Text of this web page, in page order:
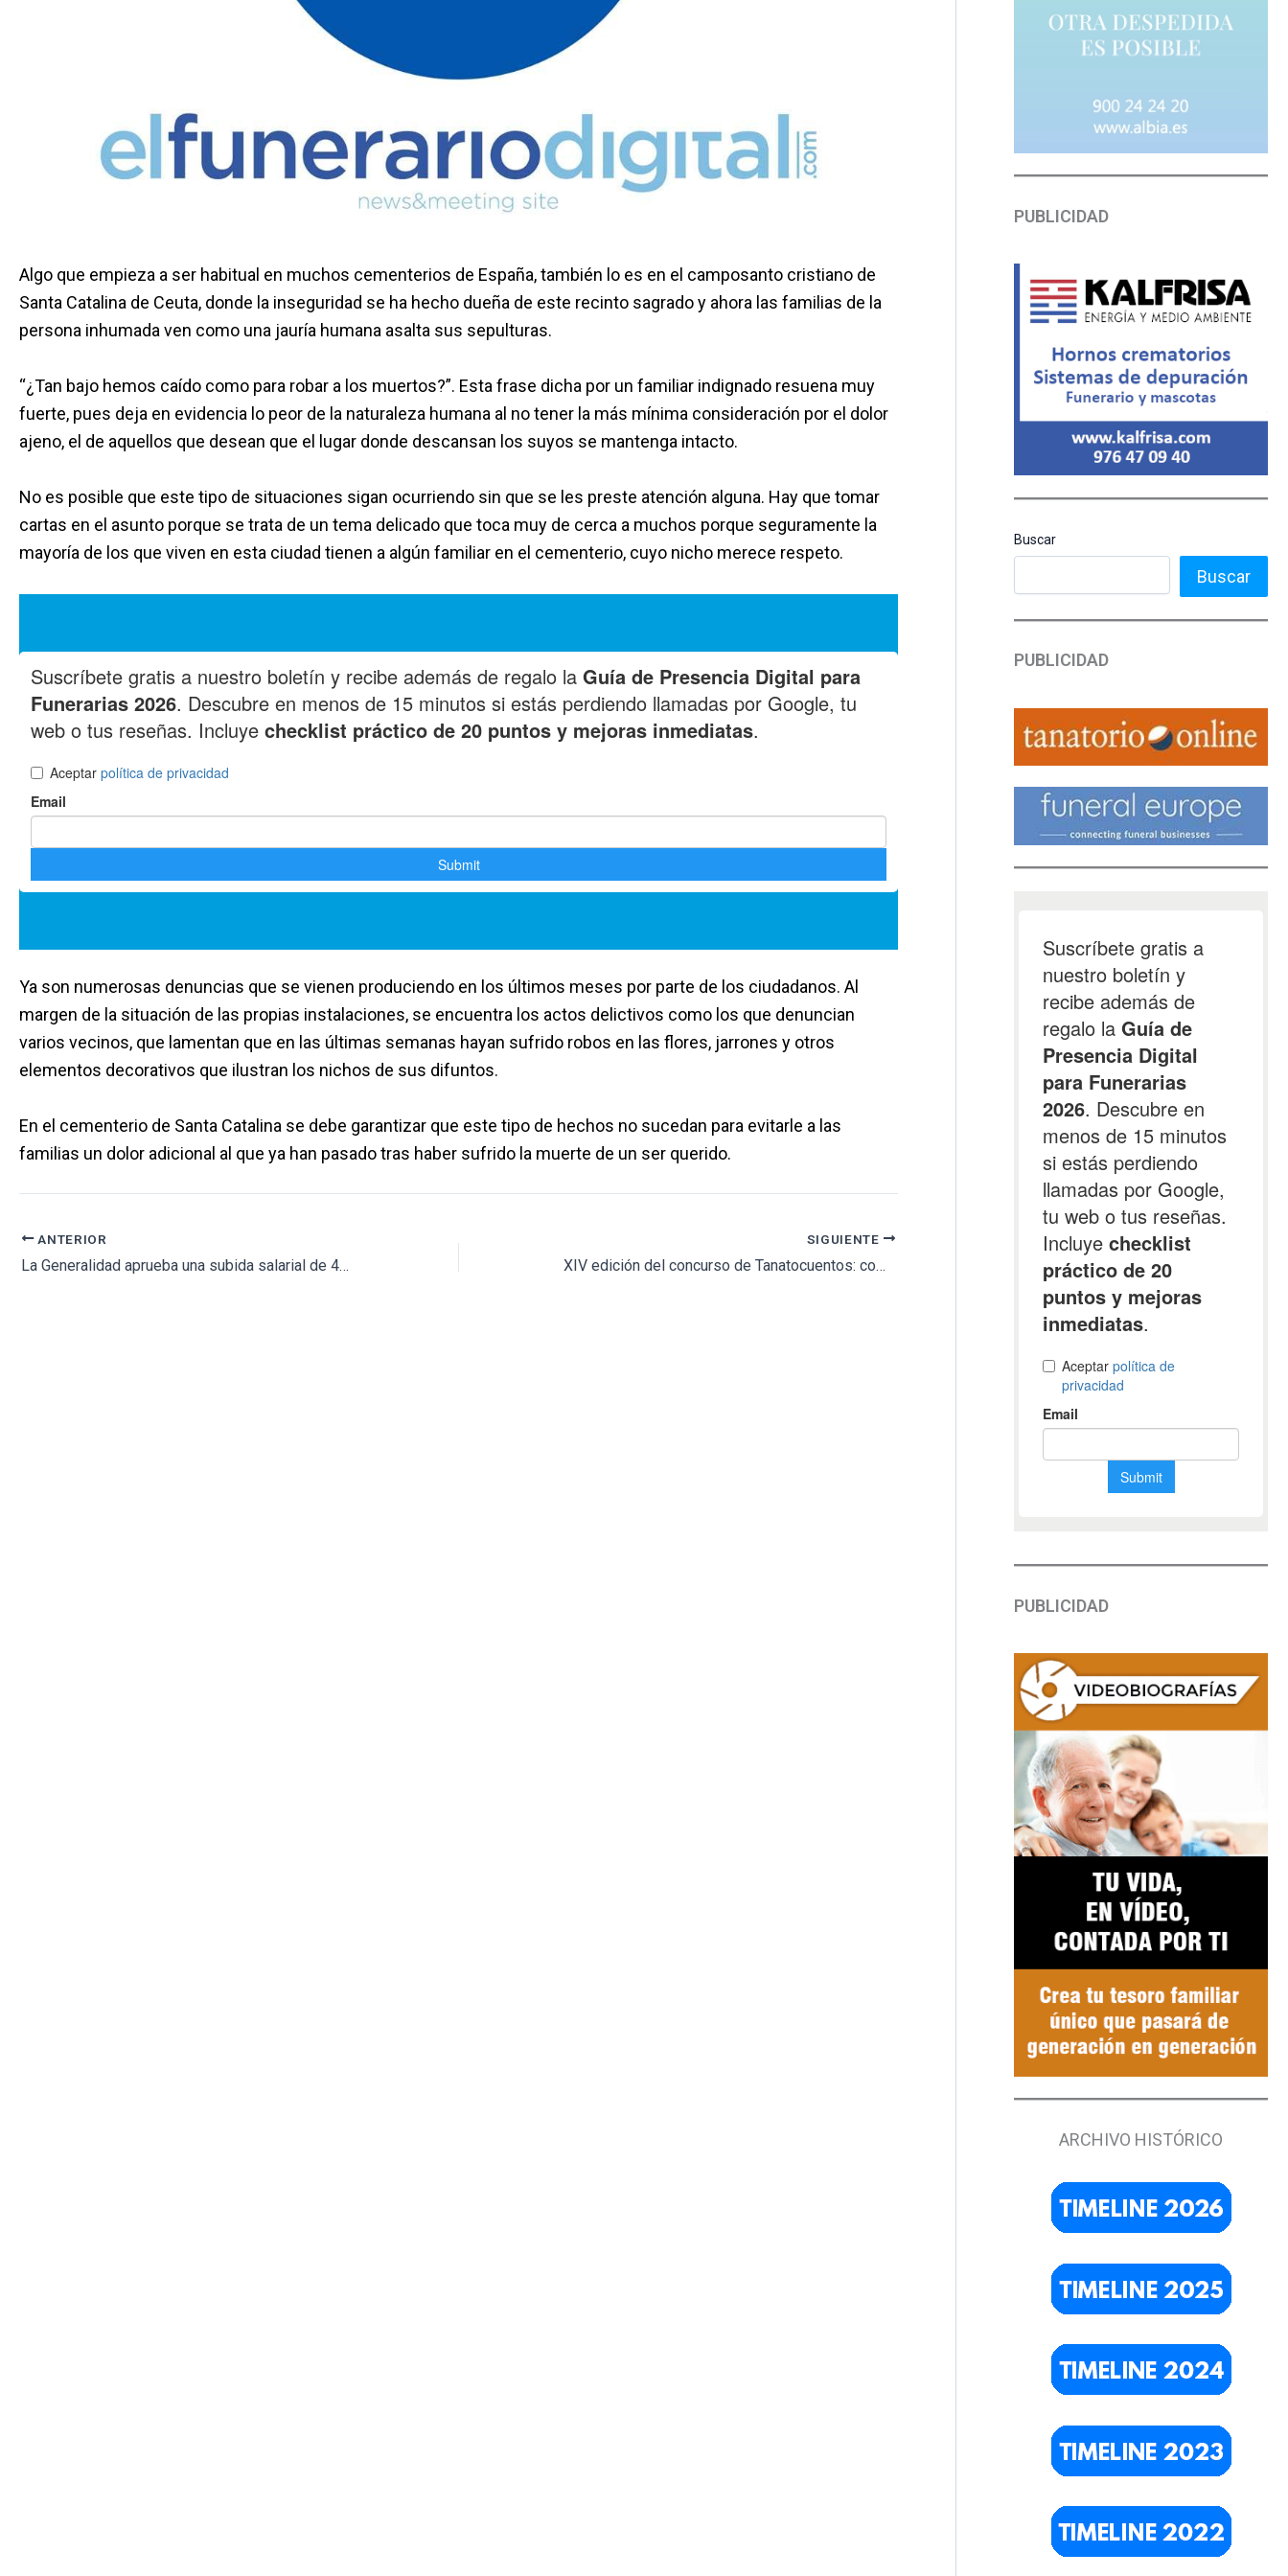
Algo que empieza a ser habitual en muchos cementerios de España, también lo es en el camposanto cristiano de
Santa Catalina de Ceuta, donde la inseguridad se ha hecho dueña de este recinto sagrado y ahora las familias de la
persona inhumada ven como una jauría humana asalta sus sepulturas.
“¿Tan bajo hemos caído como para robar a los muertos?”. Esta frase dicha por un familiar indignado resuena muy
fuerte, pues deja en evidencia lo peor de la naturaleza humana al no tener la más mínima consideración por el dolor
ajeno, el de aquellos que desean que el lugar donde descansan los suyos se mantenga intacto.
No es posible que este tipo de situaciones sigan ocurriendo sin que se les preste atención alguna. Hay que tomar
cartas en el asunto porque se trata de un tema delicado que toca muy de cerca a muchos porque seguramente la
mayoría de los que viven en esta ciudad tienen a algún familiar en el cementerio, cuyo nicho merece respeto.
Ya son numerosas denuncias que se vienen produciendo en los últimos meses por parte de los ciudadanos. Al
margen de la situación de las propias instalaciones, se encuentra los actos delictivos como los que denuncian
varios vecinos, que lamentan que en las últimas semanas hayan sufrido robos en las flores, jarrones y otros
elementos decorativos que ilustran los nichos de sus difuntos.
En el cementerio de Santa Catalina se debe garantizar que este tipo de hechos no sucedan para evitarle a las
familias un dolor adicional al que ya han pasado tras haber sufrido la muerte de un ser querido.
ANTERIOR
La Generalidad aprueba una subida salarial de 438 euros para los médicos forenses de Cataluña
SIGUIENTE
XIV edición del concurso de Tanatocuentos: combatir la soledad y reflexionar sobre algo que afecta a 4 millones de españoles
PUBLICIDAD
Buscar
Buscar
PUBLICIDAD
PUBLICIDAD
ARCHIVO HISTÓRICO